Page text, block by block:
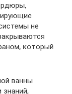
не
который
ванны